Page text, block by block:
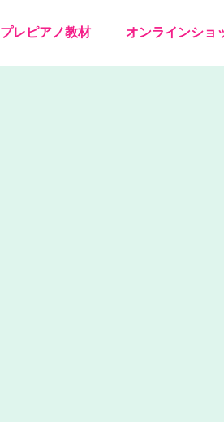
プレピアノ教材 オンラインショ